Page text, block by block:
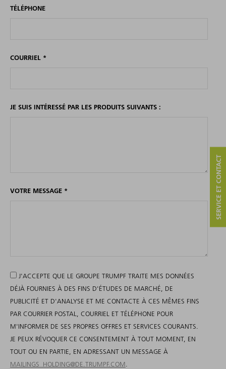
TÉLÉPHONE
COURRIEL *
JE SUIS INTÉRESSÉ PAR LES PRODUITS SUIVANTS :
VOTRE MESSAGE *
J'ACCEPTE QUE LE GROUPE TRUMPF TRAITE MES DONNÉES
DÉJÀ FOURNIES À DES FINS D'ÉTUDES DE MARCHÉ, DE
PUBLICITÉ ET D'ANALYSE ET ME CONTACTE À CES MÊMES FINS
PAR COURRIER POSTAL, COURRIEL ET TÉLÉPHONE POUR
M'INFORMER DE SES PROPRES OFFRES ET SERVICES COURANTS.
JE PEUX RÉVOQUER CE CONSENTEMENT À TOUT MOMENT, EN
TOUT OU EN PARTIE, EN ADRESSANT UN MESSAGE À
MAILINGS_HOLDING@DE.TRUMPF.COM
SERVICE ET CONTACT